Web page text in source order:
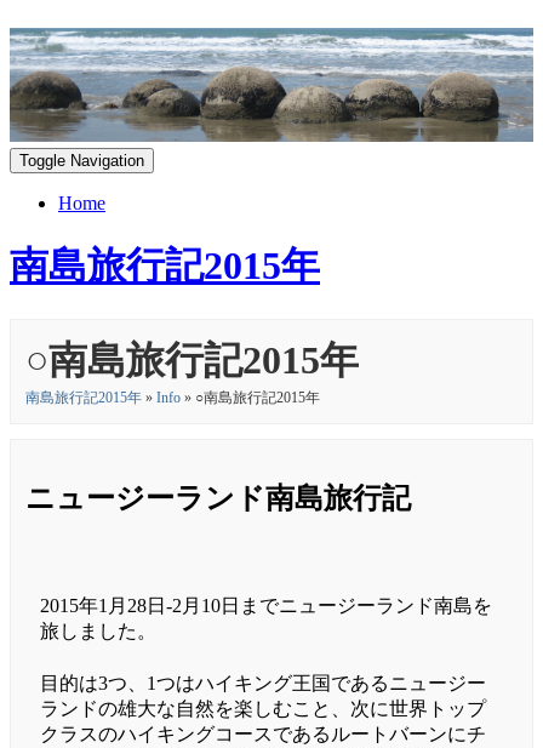
Toggle Navigation
Home
南島旅行記2015年
○南島旅行記2015年
南島旅行記2015年 » Info » ○南島旅行記2015年
ニュージーランド南島旅行記
2015年1月28日-2月10日までニュージーランド南島を
旅しました。
目的は3つ、1つはハイキング王国であるニュージー
ランドの雄大な自然を楽しむこと、次に世界トップ
クラスのハイキングコースであるルートバーンにチ